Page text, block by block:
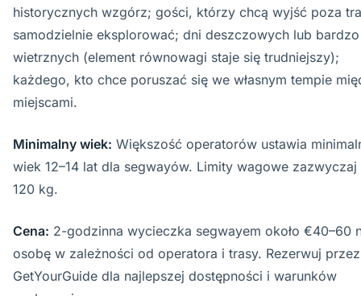
historycznych wzgórz; gości, którzy chcą wyjść poza
samodzielnie eksplorować; dni deszczowych lub bardzo
wietrznych (element równowagi staje się trudniejszy);
każdego, kto chce poruszać się we własnym tempie
miejscami.
Minimalny wiek: Większość operatorów ustawia
wiek 12–14 lat dla segwayów. Limity wagowe zazwyczaj
120 kg.
Cena: 2-godzinna wycieczka segwayem około €40–60
osobę w zależności od operatora i trasy. Rezerwuj przez
GetYourGuide dla najlepszej dostępności i warunków